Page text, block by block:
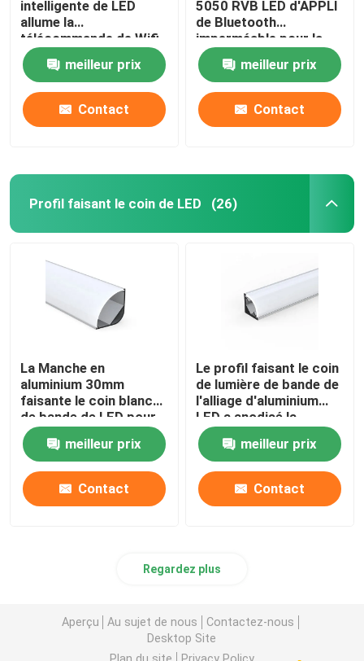
intelligente de LED
allume la
télécommande de Wifi
Fléchirible pour la
décoration à la maison
meilleur prix
Contact
5050 RVB LED d'APPLI
de Bluetooth
imperméable pour la
décoration extérieure
d'intérieurmeilleur prix
Contact
Profil faisant le coin de LED (26)
La Manche en
aluminium 30mm
faisante le coin blanche
de bande de LED pour
le bureau de garde-
robe
meilleur prix
Contact
Le profil faisant le coin
de lumière de bande de
l'alliage d'aluminium
LED a anodisé la
peinture pour
d'intérieurmeilleur prix
Contact
Regardez plus
Aperçu Au sujet de nous
Contactez-nous
Desktop Site
Plan du site
Privacy Policy